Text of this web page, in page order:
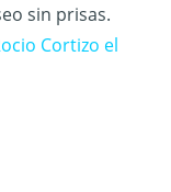
sin prisas.
Cortizo el